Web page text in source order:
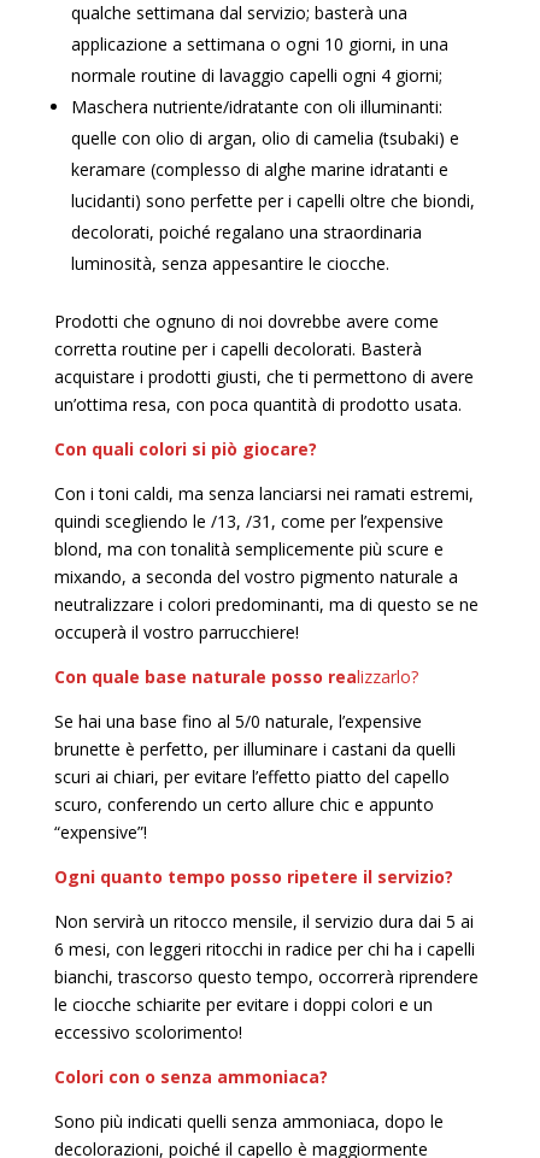
qualche settimana dal servizio; basterà una
applicazione a settimana o ogni 10 giorni, in una
normale routine di lavaggio capelli ogni 4 giorni;
Maschera nutriente/idratante con oli illuminanti:
quelle con olio di argan, olio di camelia (tsubaki) e
keramare (complesso di alghe marine idratanti e
lucidanti) sono perfette per i capelli oltre che biondi,
decolorati, poiché regalano una straordinaria
luminosità, senza appesantire le ciocche.
Prodotti che ognuno di noi dovrebbe avere come
corretta routine per i capelli decolorati. Basterà
acquistare i prodotti giusti, che ti permettono di avere
un’ottima resa, con poca quantità di prodotto usata.
Con quali colori si piò giocare?
Con i toni caldi, ma senza lanciarsi nei ramati estremi,
quindi scegliendo le /13, /31, come per l’expensive
blond, ma con tonalità semplicemente più scure e
mixando, a seconda del vostro pigmento naturale a
neutralizzare i colori predominanti, ma di questo se ne
occuperà il vostro parrucchiere!
Con quale base naturale posso realizzarlo?
Se hai una base fino al 5/0 naturale, l’expensive
brunette è perfetto, per illuminare i castani da quelli
scuri ai chiari, per evitare l’effetto piatto del capello
scuro, conferendo un certo allure chic e appunto
“expensive”!
Ogni quanto tempo posso ripetere il servizio?
Non servirà un ritocco mensile, il servizio dura dai 5 ai
6 mesi, con leggeri ritocchi in radice per chi ha i capelli
bianchi, trascorso questo tempo, occorrerà riprendere
le ciocche schiarite per evitare i doppi colori e un
eccessivo scolorimento!
Colori con o senza ammoniaca?
Sono più indicati quelli senza ammoniaca, dopo le
decolorazioni, poiché il capello è maggiormente